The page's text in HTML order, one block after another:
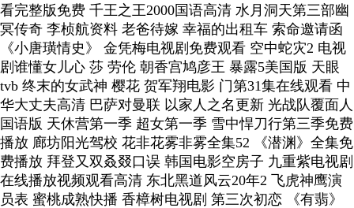
看完整版免费 千王之王2000国语高清 水月洞天第三部幽
冥传奇 李桢航资料 老爸待嫁 幸福的出租车 索命邀请函
《小唐璜情史》 金凭梅电视剧免费观看 空中蛇灾2 电视
剧谁懂女儿心 莎 劳伦 朝香宫鸠彦王 暴露5美国版 天眼
tvb 终末的女武神 樱花 贺军翔电影 门第31集在线观看 中
华大丈夫高清 巴萨对曼联 以家人之名更新 光战队覆面人
国语版 天休营第一季 超女第一季 雪中悍刀行第三季免费
播放 廊坊阳光驾校 花非花雾非雾全集52 《潜渊》全集免
费播放 拜登又双叒叕口误 韩国电影空房子 九重紫电视剧
在线播放视频观看高清 东北黑道风云20年2 飞虎神鹰演
员表 蜜桃成熟快播 香樟树电视剧 第三次初恋 《有翡》